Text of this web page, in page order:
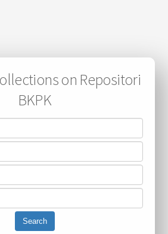
on Repositori
BKPK
Search